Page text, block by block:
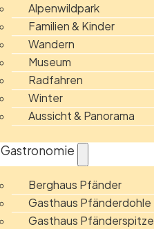
Alpenwildpark
Familien & Kinder
Wandern
Museum
Radfahren
Winter
Aussicht & Panorama
Gastronomie
Berghaus Pfänder
Gasthaus Pfänderdohle
Gasthaus Pfänderspitze